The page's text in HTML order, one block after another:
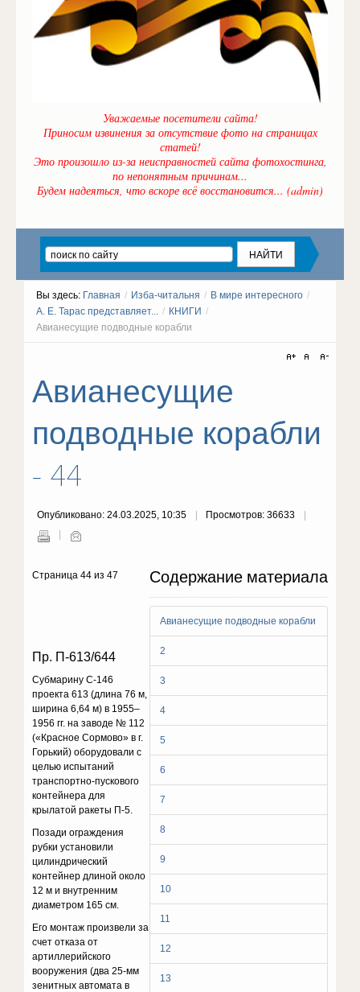
Уважаемые посетители сайта!
Приносим извинения за отсутствие фото на страницах
статей!
Это произошло из-за неисправностей сайта фотохостинга,
по непонятным причинам...
Будем надеяться, что вскоре всё восстановится... (admin)
Вы здесь: Главная / Изба-читальня / В мире интересного /
А. Е. Тарас представляет... / КНИГИ /
Авианесущие подводные корабли
Авианесущие
подводные корабли
- 44
Опубликовано: 24.03.2025, 10:35 Просмотров: 36633
Содержание материала
Авианесущие подводные корабли
2
3
4
5
6
7
8
9
10
11
12
13
Страница 44 из 47
Пр. П-613/644
Субмарину С-146
проекта 613 (длина 76 м,
ширина 6,64 м) в 1955–
1956 гг. на заводе № 112
(«Красное Сормово» в г.
Горький) оборудовали с
целью испытаний
транспортно-пускового
контейнера для
крылатой ракеты П-5.
Позади ограждения
рубки установили
цилиндрический
контейнер длиной около
12 м и внутренним
диаметром 165 см.
Его монтаж произвели за
счет отказа от
артиллерийского
вооружения (два 25-мм
зенитных автомата в